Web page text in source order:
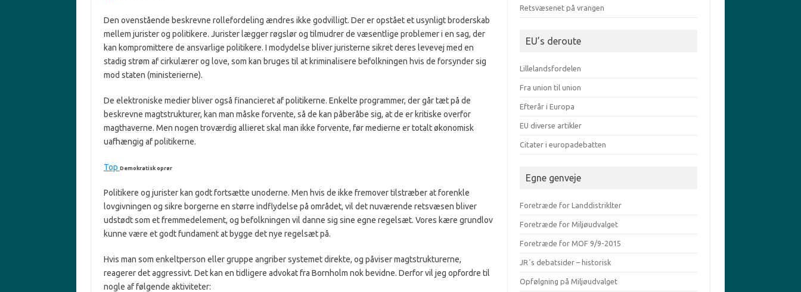
Den ovenstående beskrevne rollefordeling ændres ikke godvilligt. Der er opstået et usynligt broderskab
mellem jurister og politikere. Jurister lægger røgslør og tilmudrer de væsentlige problemer i en sag, der
kan kompromittere de ansvarlige politikere. I modydelse bliver juristerne sikret deres levevej med en
stadig strøm af cirkulærer og love, som kan bruges til at kriminalisere befolkningen hvis de forsynder sig
mod staten (ministerierne).
De elektroniske medier bliver også financieret af politikerne. Enkelte programmer, der går tæt på de
beskrevne magtstrukturer, kan man måske forvente, så de kan påberåbe sig, at de er kritiske overfor
magthaverne. Men nogen troværdig allieret skal man ikke forvente, før medierne er totalt økonomisk
uafhængig af politikerne.
Top Demokratisk oprør
Politikere og jurister kan godt fortsætte unoderne. Men hvis de ikke fremover tilstræber at forenkle
lovgivningen og sikre borgerne en større indflydelse på området, vil det nuværende retsvæsen bliver
udstødt som et fremmedelement, og befolkningen vil danne sig sine egne regelsæt. Vores kære grundlov
kunne være et godt fundament at bygge det nye regelsæt på.
Hvis man som enkeltperson eller gruppe angriber systemet direkte, og påviser magtstrukturerne,
reagerer det aggressivt. Det kan en tidligere advokat fra Bornholm nok bevidne. Derfor vil jeg opfordre til
nogle af følgende aktiviteter:
Retsvæsenet på vrangen
EU’s deroute
Lillelandsfordelen
Fra union til union
Efterår i Europa
EU diverse artikler
Citater i europadebatten
Egne genveje
Foretræde for Landdistriklter
Foretræde for Miljøudvalget
Foretræde for MOF 9/9-2015
JR´s debatsider – historisk
Opfølgning på Miljøudvalget